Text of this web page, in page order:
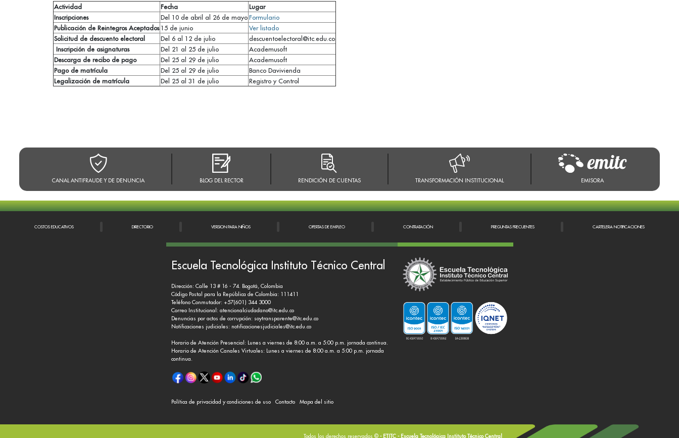
CANAL ANTIFRAUDE Y DE DENUNCIA BLOG DEL RECTOR RENDICIÓN DE CUENTAS TRANSFORMACIÓN INSTITUCIONAL EMISORA
Actividad Fecha
Lugar
Inscripciones
Del 10 de abril al 26 de mayoFormulario
Publicación de Reintegros Aceptados 15 de junio
Ver listado
Solicitud de descuento electoral
Del 6 al 12 de julio
descuentoelectoral@itc.edu.co
Inscripción de asignaturas
Del 21 al 25 de julio
Academusoft
Descarga de recibo de pago
Del 25 al 29 de julio
Academusoft
Pago de matrícula
Del 25 al 29 de julio
Banco Davivienda
Legalización de matrícula
Del 25 al 31 de julio Registro y Control
COSTOS EDUCATIVOS DIRECTORIO VERSION PARA NIÑOS OFERTAS DE EMPLEO CONTRATACIÓN PREGUNTAS FRECUENTES CARTELERA NOTIFICACIONES
Escuela Tecnológica Instituto Técnico Central
Dirección: Calle 13 # 16 - 74. Bogotá, Colombia
Código Postal para la República de Colombia: 111411
Teléfono Conmutador: +57(601) 344 3000
Correo Institucional: atencionalciudadano@itc.edu.co
Denuncias por actos de corrupción: soytransparente@itc.edu.co
Notificaciones judiciales: notificacionesjudiciales@itc.edu.co
Horario de Atención Presencial: Lunes a viernes de 8:00 a.m. a 5:00 p.m. jornada continua.
Horario de Atención Canales Virtuales: Lunes a viernes de 8:00 a.m. a 5:00 p.m. jornada
continua.
Política de privacidad y condiciones de uso Contacto Mapa del sitio
Todos los derechos reservados © - ETITC - Escuela Tecnológica Instituto Técnico Central